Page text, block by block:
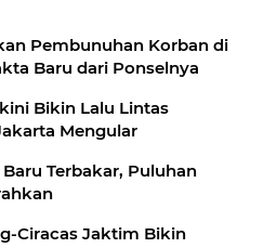
Pembunuhan Korban di
Baru dari Ponselnya
Bikin Lalu Lintas
Mengular
Terbakar, Puluhan
Ciracas Jaktim Bikin